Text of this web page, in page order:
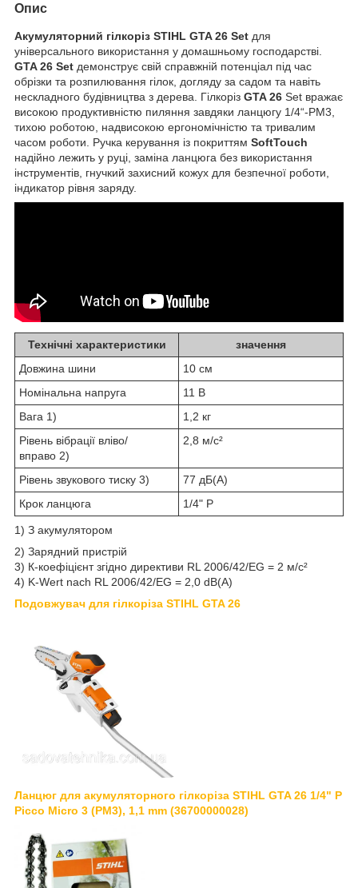
Опис
Акумуляторний гілкоріз STIHL GTA 26 Set для
універсального використання у домашньому господарстві.
GTA 26 Set демонструє свій справжній потенціал під час
обрізки та розпилювання гілок, догляду за садом та навіть
нескладного будівництва з дерева. Гілкоріз GTA 26 Set вражає
високою продуктивністю пиляння завдяки ланцюгу 1/4“-PM3,
тихою роботою, надвисокою ергономічністю та тривалим
часом роботи. Ручка керування із покриттям SoftTouch
надійно лежить у руці, заміна ланцюга без використання
інструментів, гнучкий захисний кожух для безпечної роботи,
індикатор рівня заряду.
Технічні характеристики
значення
Довжина шини
10 см
Номінальна напруга
11 В
Вага 1)
1,2 кг
Рівень вібрації вліво/
вправо 2)
2,8 м/с²
Рівень звукового тиску 3)
77 дБ(A)
Крок ланцюга
1/4" P
1) З акумулятором
2) Зарядний пристрій
3) К-коефіцієнт згідно директиви RL 2006/42/EG = 2 м/с²
4) K-Wert nach RL 2006/42/EG = 2,0 dB(A)
Подовжувач для гілкоріза STIHL GTA 26
Ланцюг для акумуляторного гілкоріза STIHL GTA 26 1/4" P
Picco Micro 3 (PM3), 1,1 mm (36700000028)